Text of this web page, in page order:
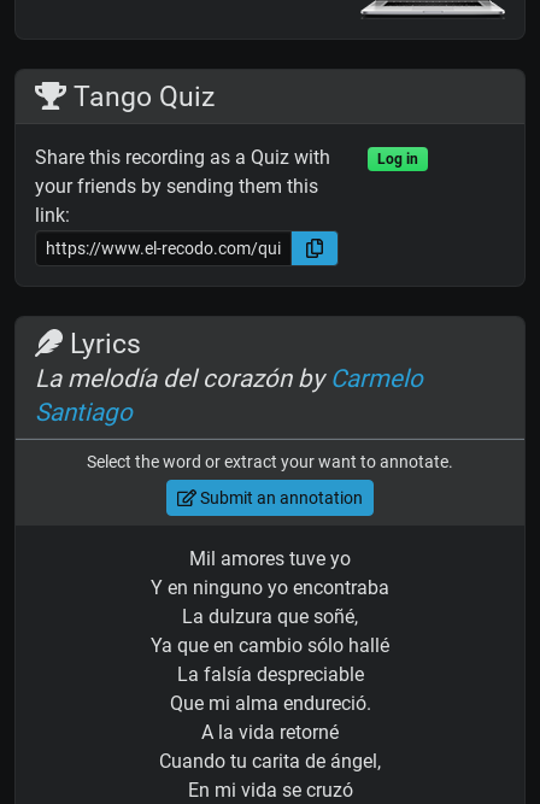
Tango Quiz
Share this recording as a Quiz with
your friends by sending them this
link:
Log in
Lyrics
La melodía del corazón by Carmelo
Santiago
Select the word or extract your want to annotate.
Submit an annotation
Mil amores tuve yo
Y en ninguno yo encontraba
La dulzura que soñé,
Ya que en cambio sólo hallé
La falsía despreciable
Que mi alma endureció.
A la vida retorné
Cuando tu carita de ángel,
En mi vida se cruzó